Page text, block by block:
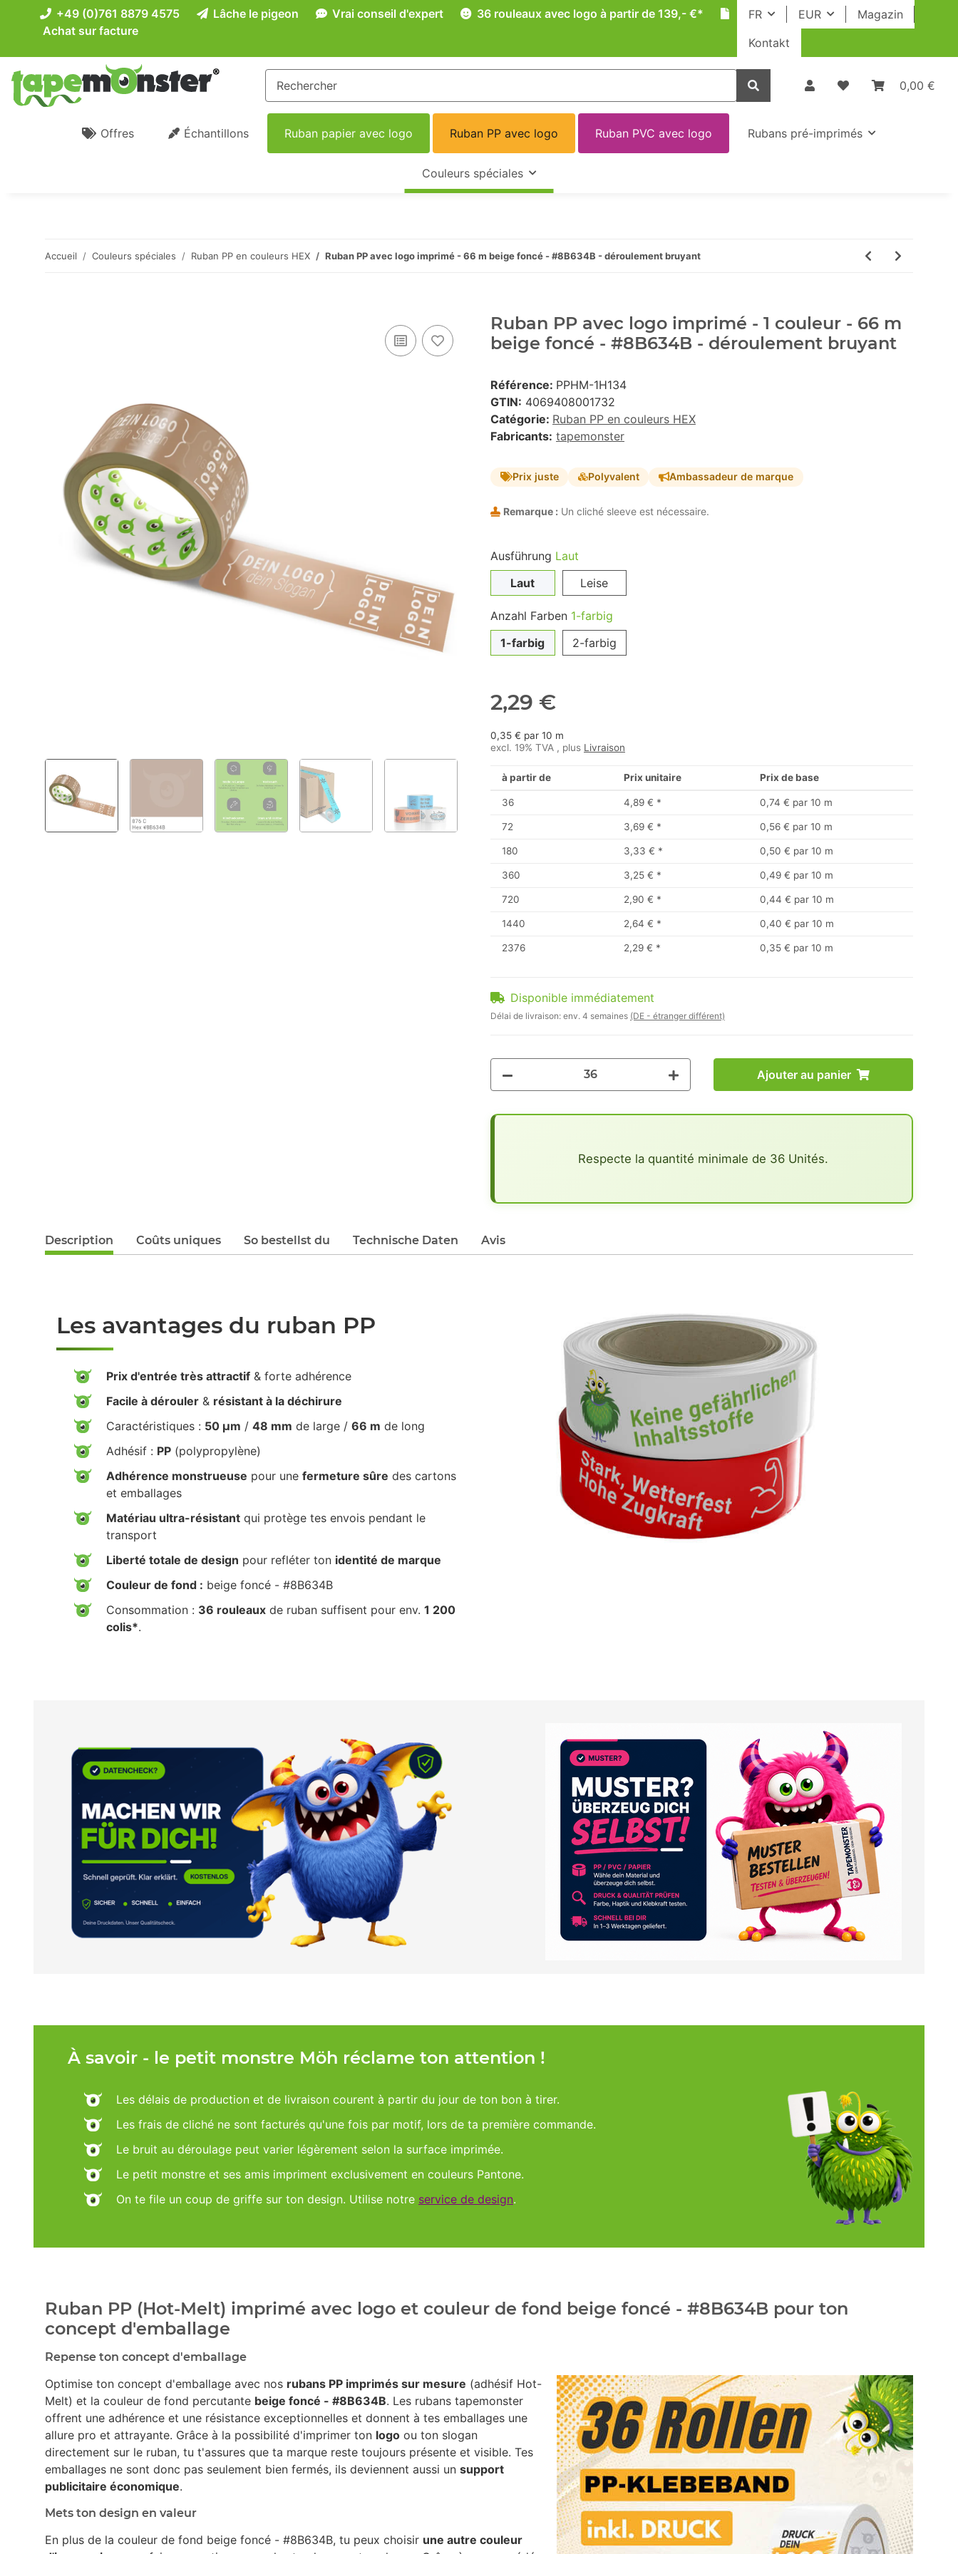
FR EUR
Magazin
Kontakt
+49 (0)761 8879 4575 Lâche le pigeon Vrai conseil d'expert
36 rouleaux avec logo à partir de 139,- €*
Achat sur facture
0,00 €
Offres Échantillons Ruban papier avec logo Ruban PP avec logo Ruban PVC avec logo Rubans pré-imprimés
Couleurs spéciales
Accueil Couleurs spéciales Ruban PP en couleurs HEX Ruban PP avec logo imprimé - 66 m beige foncé - #8B634B - déroulement bruyant
Ruban PP avec logo imprimé - 1 couleur - 66 m
beige foncé - #8B634B - déroulement bruyant
Référence: PPHM-1H134
GTIN: 4069408001732
Catégorie: Ruban PP en couleurs HEX
Fabricants: tapemonster
Prix juste Polyvalent Ambassadeur de marque
Remarque : Un cliché sleeve est nécessaire.
Ausführung Laut
Laut
Leise
Anzahl Farben 1-farbig
1-farbig
2-farbig
2,29 €
0,35 € par 10 m
excl. 19% TVA , plus Livraison
à partir de Prix unitaire Prix de base
36 4,89 € * 0,74 € par 10 m
72 3,69 € * 0,56 € par 10 m
180 3,33 € * 0,50 € par 10 m
360 3,25 € * 0,49 € par 10 m
720 2,90 € * 0,44 € par 10 m
1440 2,64 € * 0,40 € par 10 m
2376 2,29 € * 0,35 € par 10 m
Disponible immédiatement
Délai de livraison: env. 4 semaines (DE - étranger différent)
Ajouter au panier
Respecte la quantité minimale de 36 Unités.
Description Coûts uniques So bestellst du Technische Daten Avis
Les avantages du ruban PP
Prix d'entrée très attractif & forte adhérence
Facile à dérouler & résistant à la déchirure
Caractéristiques : 50 µm / 48 mm de large / 66 m de long
Adhésif : PP (polypropylène)
Adhérence monstrueuse pour une fermeture sûre des cartons
et emballages
Matériau ultra-résistant qui protège tes envois pendant le
transport
Liberté totale de design pour refléter ton identité de marque
Couleur de fond : beige foncé - #8B634B
Consommation : 36 rouleaux de ruban suffisent pour env. 1 200
colis*.
À savoir - le petit monstre Möh réclame ton attention !
Les délais de production et de livraison courent à partir du jour de ton bon à tirer.
Les frais de cliché ne sont facturés qu'une fois par motif, lors de ta première commande.
Le bruit au déroulage peut varier légèrement selon la surface imprimée.
Le petit monstre et ses amis impriment exclusivement en couleurs Pantone.
On te file un coup de griffe sur ton design. Utilise notre service de design.
Ruban PP (Hot-Melt) imprimé avec logo et couleur de fond beige foncé - #8B634B pour ton
concept d'emballage
Repense ton concept d'emballage
Optimise ton concept d'emballage avec nos rubans PP imprimés sur mesure (adhésif Hot-
Melt) et la couleur de fond percutante beige foncé - #8B634B. Les rubans tapemonster
offrent une adhérence et une résistance exceptionnelles et donnent à tes emballages une
allure pro et attrayante. Grâce à la possibilité d'imprimer ton logo ou ton slogan
directement sur le ruban, tu t'assures que ta marque reste toujours présente et visible. Tes
emballages ne sont donc pas seulement bien fermés, ils deviennent aussi un support
publicitaire économique.
Mets ton design en valeur
En plus de la couleur de fond beige foncé - #8B634B, tu peux choisir une autre couleur